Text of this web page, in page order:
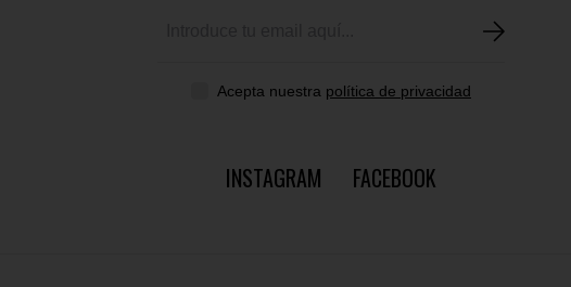
Acepta nuestra política de privacidad
INSTAGRAM FACEBOOK